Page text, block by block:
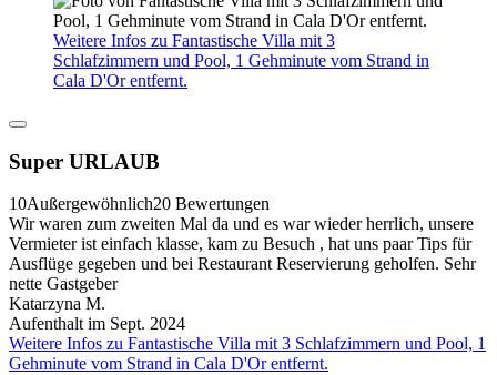
Weitere Infos zu Fantastische Villa mit 3
Schlafzimmern und Pool, 1 Gehminute vom Strand in
Cala D'Or entfernt.
Super URLAUB
10Außergewöhnlich20 Bewertungen
Wir waren zum zweiten Mal da und es war wieder herrlich, unsere
Vermieter ist einfach klasse, kam zu Besuch , hat uns paar Tips für
Ausflüge gegeben und bei Restaurant Reservierung geholfen. Sehr
nette Gastgeber
Katarzyna M.
Aufenthalt im Sept. 2024
Weitere Infos zu Fantastische Villa mit 3 Schlafzimmern und Pool, 1
Gehminute vom Strand in Cala D'Or entfernt.